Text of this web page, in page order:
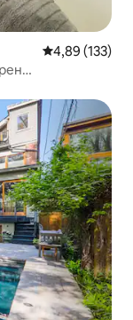
Средна
4,89 (133)